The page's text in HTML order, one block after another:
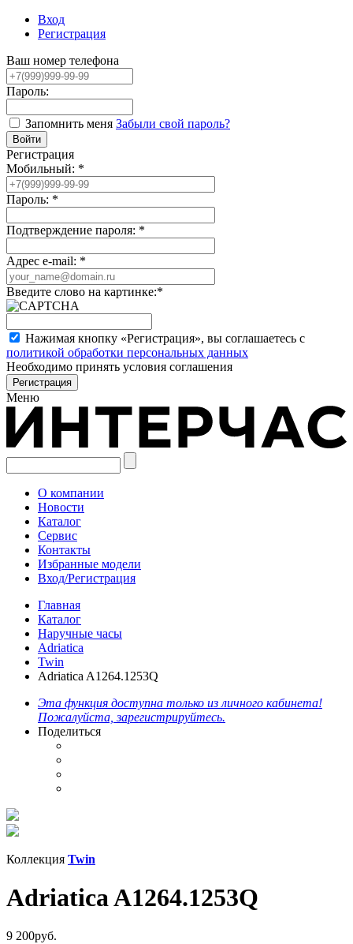
Вход
Регистрация
Ваш номер телефона
Пароль:
Запомнить меня Забыли свой пароль?
Регистрация
Мобильный: *
Пароль: *
Подтверждение пароля: *
Адрес e-mail: *
Введите слово на картинке:*
Нажимая кнопку «Регистрация», вы соглашаетесь с
политикой обработки персональных данных
Необходимо принять условия соглашения
Меню
О компании
Новости
Каталог
Сервис
Контакты
Избранные модели
Вход/Регистрация
Главная
Каталог
Наручные часы
Adriatica
Twin
Adriatica A1264.1253Q
Эта функция доступна только из личного кабинета!
Пожалуйста, зарегистрируйтесь.
Поделиться
Коллекция Twin
Adriatica A1264.1253Q
9 200руб.